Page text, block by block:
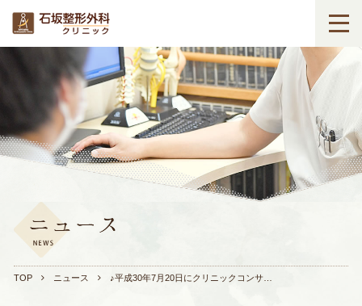
TOP ニュース ♪平成30年7月20日にクリニックコンサ…